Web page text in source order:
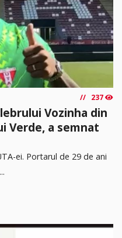
237
Vozinha din
Verde, a semnat
ei. Portarul de 29 de ani